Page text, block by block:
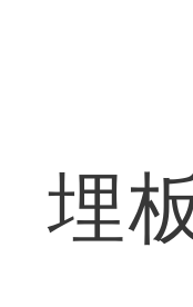
埋